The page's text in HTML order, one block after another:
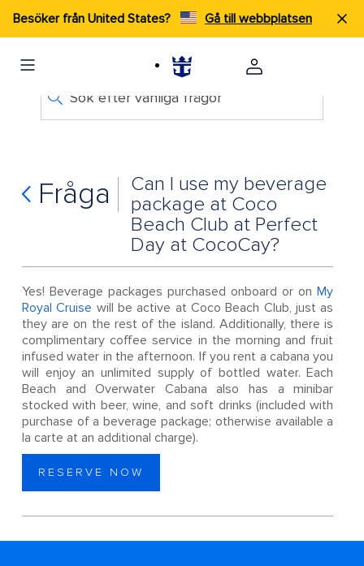
Besöker från United States? Gå till webbplatsen
Sök efter vanliga frågor
Fråga
Can I use my beverage
package at Coco
Beach Club at Perfect
Day at CocoCay?
Yes! Beverage packages purchased onboard or onMy
Royal Cruise will be active at Coco Beach Club, just as
they are on the rest of the island. Additionally, there is
complimentary coffee service in the morning and fruit
infused water in the afternoon. If you rent a cabana you
will enjoy an unlimited supply of bottled water. Each
Beach and Overwater Cabana also has a minibar
stocked with beer, wine, and soft drinks (included with
purchase of a beverage package; otherwise available a
la carte at an additional charge).
RESERVE NOW